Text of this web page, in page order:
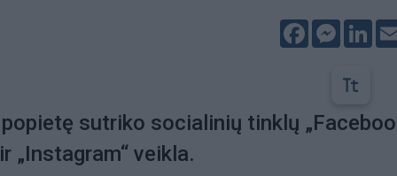
Facebook
sutriko socialinių tinklų
„Instagram“ veikla.